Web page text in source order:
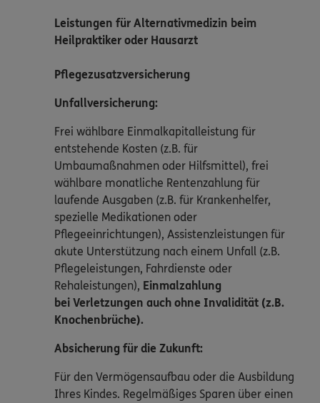
Leistungen für Alternativmedizin beim
Heilpraktiker oder Hausarzt
Pflegezusatzversicherung
Unfallversicherung:
Frei wählbare Einmalkapitalleistung für
entstehende Kosten (z.B. für
Umbaumaßnahmen oder Hilfsmittel), frei
wählbare monatliche Rentenzahlung für
laufende Ausgaben (z.B. für Krankenhelfer,
spezielle Medikationen oder
Pflegeeinrichtungen), Assistenzleistungen für
akute Unterstützung nach einem Unfall (z.B.
Pflegeleistungen, Fahrdienste oder
Rehaleistungen), Einmalzahlung
bei Verletzungen auch ohne Invalidität (z.B.
Knochenbrüche).
Absicherung für die Zukunft:
Für den Vermögensaufbau oder die Ausbildung
Ihres Kindes. Regelmäßiges Sparen über einen